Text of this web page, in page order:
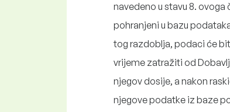
navedeno u stavu 8. ovoga
pohranjeni u bazu
tog razdoblja, podaci će
vrijeme zatražiti od
njegov dosije, a nakon
njegove podatke iz baze